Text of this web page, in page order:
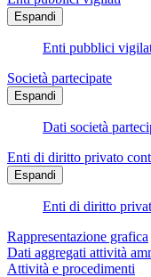
Espandi
Enti pubblici
Società partecipate
Espandi
Dati società
Enti di diritto privato
Espandi
Enti di diritto
Rappresentazione grafica
Dati aggregati attività
Attività e procedimenti